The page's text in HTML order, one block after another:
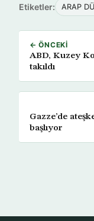
Etiketler: ARAP
← ÖNCEKI
ABD, Kuzey
takıldı
Gazze’de
başlıyor